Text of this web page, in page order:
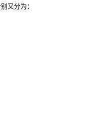
又分为：